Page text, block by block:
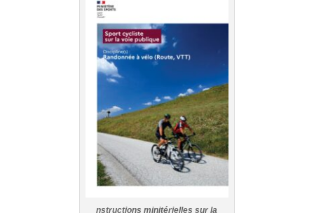
nstructions minitérielles sur la